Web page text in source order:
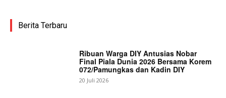
Berita Terbaru
Ribuan Warga DIY Antusias Nobar
Final Piala Dunia 2026 Bersama Korem
072/Pamungkas dan Kadin DIY
20 Juli 2026